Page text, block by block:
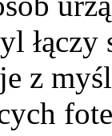
łączy
z